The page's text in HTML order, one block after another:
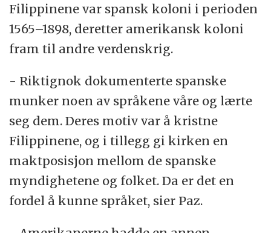
Filippinene var spansk koloni i perioden
1565–1898, deretter amerikansk koloni
fram til andre verdenskrig.
- Riktignok dokumenterte spanske
munker noen av språkene våre og lærte
seg dem. Deres motiv var å kristne
Filippinene, og i tillegg gi kirken en
maktposisjon mellom de spanske
myndighetene og folket. Da er det en
fordel å kunne språket, sier Paz.